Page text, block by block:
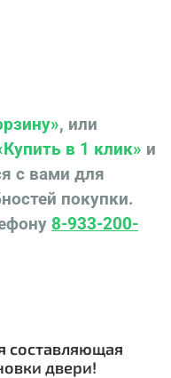
, или
в 1 клик» и
с вами для
покупки.
8-933-200-
составляющая
двери!